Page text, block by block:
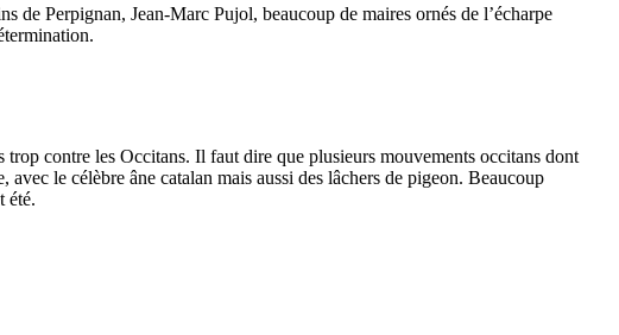
de Perpignan, Jean-Marc Pujol, beaucoup de maires ornés de l’écharpe
contre les Occitans. Il faut dire que plusieurs mouvements occitans dont
le célèbre âne catalan mais aussi des lâchers de pigeon. Beaucoup
été.